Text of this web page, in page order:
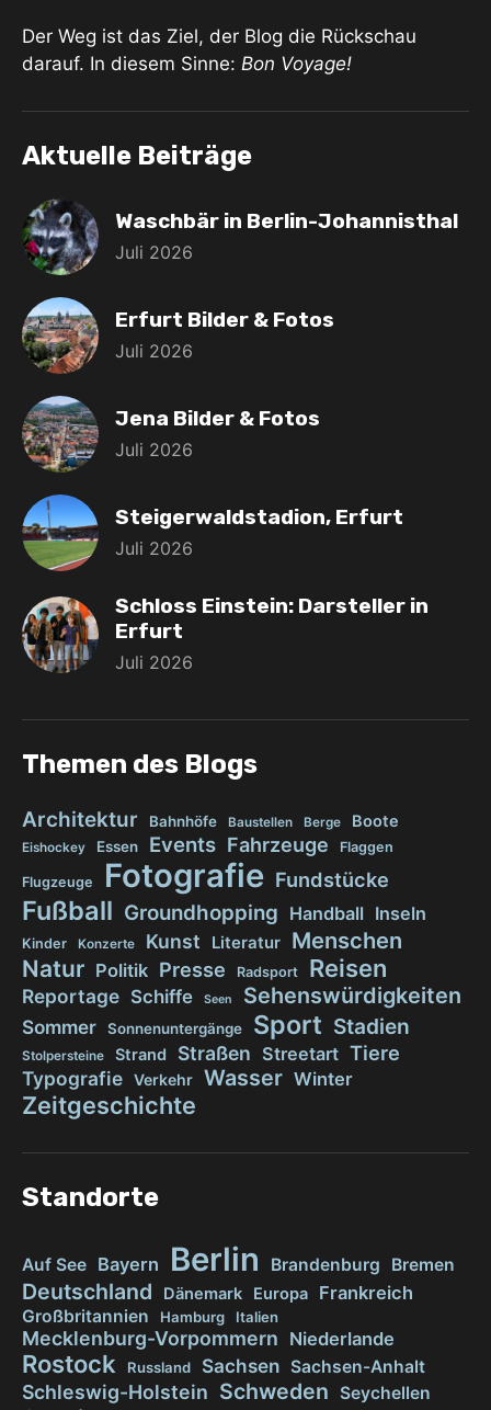
Der Weg ist das Ziel, der Blog die Rückschau
darauf. In diesem Sinne: Bon Voyage!
Aktuelle Beiträge
Waschbär in Berlin-Johannisthal
Juli 2026
Erfurt Bilder & Fotos
Juli 2026
Jena Bilder & Fotos
Juli 2026
Steigerwaldstadion, Erfurt
Juli 2026
Schloss Einstein: Darsteller in
Erfurt
Juli 2026
Themen des Blogs
Architektur Bahnhöfe Baustellen Berge Boote
Eishockey Essen Events Fahrzeuge Flaggen
Flugzeuge Fotografie Fundstücke
Fußball Groundhopping Handball Inseln
Kinder Konzerte Kunst Literatur Menschen
Natur Politik Presse Radsport Reisen
Reportage Schiffe Seen Sehenswürdigkeiten
Sommer Sonnenuntergänge Sport Stadien
Stolpersteine Strand Straßen Streetart Tiere
Typografie Verkehr Wasser Winter
Zeitgeschichte
Standorte
Auf See Bayern Berlin Brandenburg Bremen
Deutschland Dänemark Europa Frankreich
Großbritannien Hamburg Italien
Mecklenburg-Vorpommern Niederlande
Rostock Russland Sachsen Sachsen-Anhalt
Schleswig-Holstein Schweden Seychellen